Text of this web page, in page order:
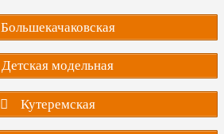
Большекачаковская
Детская модельная
Кутеремская